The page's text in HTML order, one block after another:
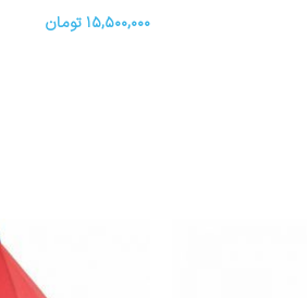
۱۵,۵۰۰,۰۰۰ تومان